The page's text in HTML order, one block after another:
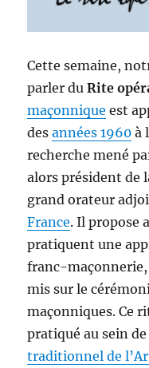
Cette semaine,
parler duRite
maçonnique est
desannées 1960 à
recherche mené
alors président de
grand orateur
France. Il propose
pratiquent une
franc-
mis sur le
maçonniques. Ce
pratiqué au sein de
traditionnel de